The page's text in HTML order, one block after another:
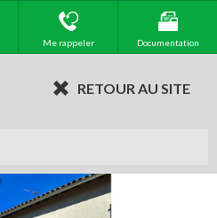
Me rappeler Documentation
RETOUR AU SITE